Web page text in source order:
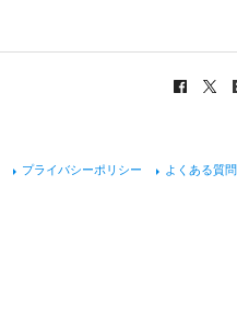
プライバシーポリシー よくある質問